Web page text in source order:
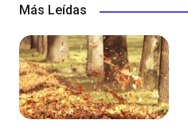
Más Leídas